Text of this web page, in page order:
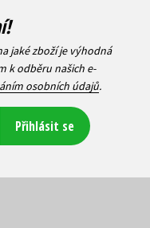
jaké zboží je výhodná
k odběru našich e-
osobních údajů.
Přihlásit se